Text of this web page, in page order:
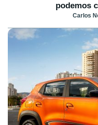
podemos
Carlos